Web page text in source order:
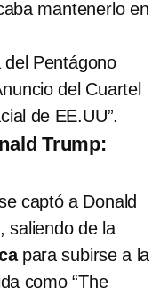
mantenerlo en
del Pentágono
del Cuartel
de EE.UU”.
Trump:
captó a Donald
saliendo de la
para subirse a la
como “The